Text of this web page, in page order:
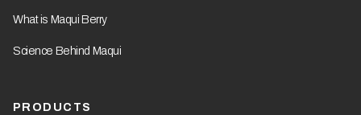
What is Maqui Berry
Science Behind Maqui
PRODUCTS